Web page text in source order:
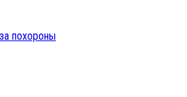
похороны